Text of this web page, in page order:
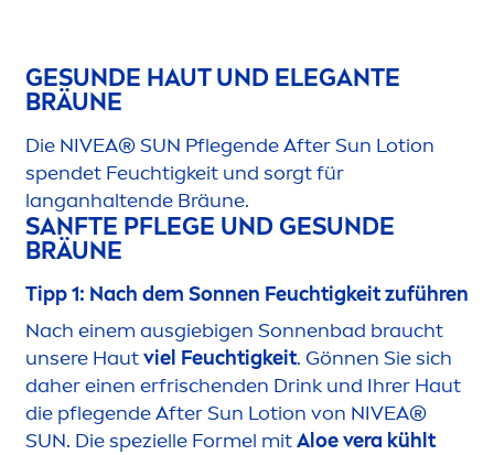
GESUNDE HAUT UND ELEGANTE
BRÄUNE
Die NIVEA®SUN Pflegende AfterSun Lotion
spendet Feuchtigkeit und sorgt für
langanhaltende Bräune.
SANFTE PFLEGE UND GESUNDE
BRÄUNE
Tipp 1: Nach dem Sonnen Feuchtigkeit zuführen
Nach einem ausgiebigen Sonnenbad braucht
unsere Hautviel Feuchtigkeit. Gönnen Sie sich
daher einen erfrischenden Drink und Ihrer Haut
die pflegende AfterSun Lotion von NIVEA®
SUN. Die spezielle Formel mitAloe vera kühlt